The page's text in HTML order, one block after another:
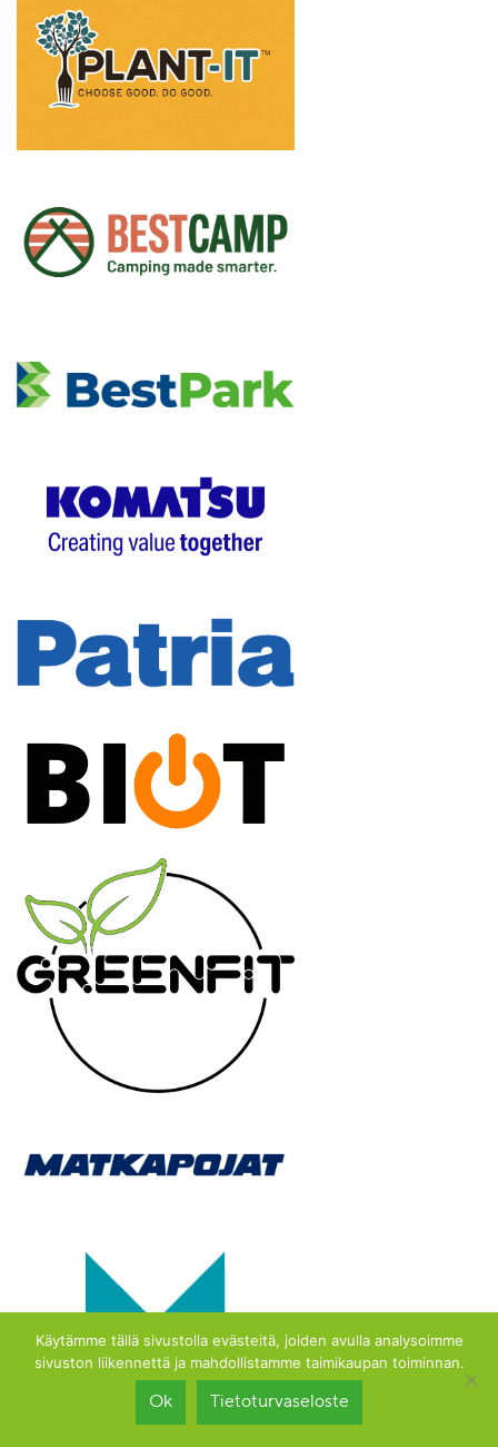
Käytämme tällä sivustolla evästeitä, joiden avulla analysoimme
sivuston liikennettä ja mahdollistamme taimikaupan toiminnan.
Ok Tietoturvaseloste